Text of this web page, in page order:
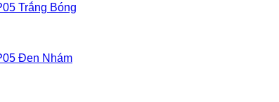
Trắng Bóng
Đen Nhám